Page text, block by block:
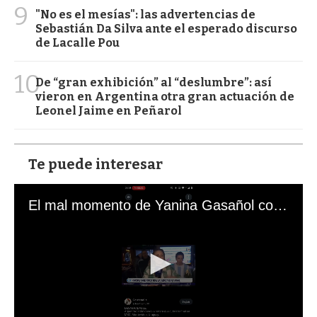
9
"No es el mesías": las advertencias de
Sebastián Da Silva ante el esperado discurso
de Lacalle Pou
10De “gran exhibición” al “deslumbre”: así
vieron en Argentina otra gran actuación de
Leonel Jaime en Peñarol
Te puede interesar
El mal momento de Yanina Gasañol con un hincha argentino en "Subrayado"